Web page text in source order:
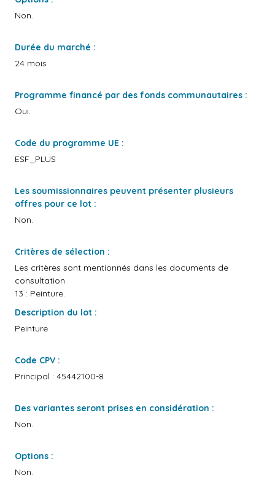
Non.
Durée du marché :
24 mois
Programme financé par des fonds communautaires :
Oui.
Code du programme UE :
ESF_PLUS
Les soumissionnaires peuvent présenter plusieurs
offres pour ce lot :
Non.
Critères de sélection :
Les critères sont mentionnés dans les documents de
consultation
13 : Peinture.
Description du lot :
Peinture
Code CPV :
Principal : 45442100-8
Des variantes seront prises en considération :
Non.
Options :
Non.